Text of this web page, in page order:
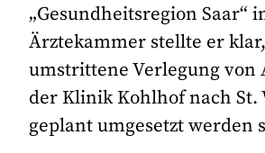
„Gesundheitsregion Saar“
Ärztekammer stellte er
umstrittene Verlegung von
der Klinik Kohlhof nach St.
geplant umgesetzt werden